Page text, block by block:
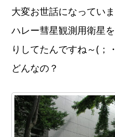
大変お世話になってい
ハレー彗星観測用衛星
りしてたんですね～(；
どんなの？